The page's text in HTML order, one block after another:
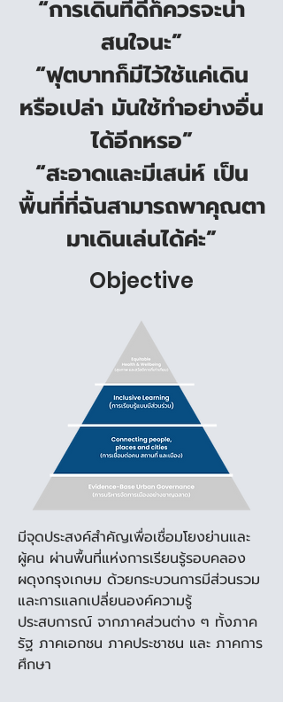
“การเดินที่ดีก็ควรจะน่า
สนใจนะ”
“ฟุตบาทก็มีไว้ใช้แค่เดิน
หรือเปล่า มันใช้ทำอย่างอื่น
ได้อีกหรอ”
“สะอาดและมีเสน่ห์ เป็น
พื้นที่ที่ฉันสามารถพาคุณตา
มาเดินเล่นได้ค่ะ”
Objective
มีจุดประสงค์สําคัญเพื่อเชื่อมโยงย่านและ
ผู้คน ผ่านพื้นที่แห่งการเรียนรู้รอบคลอง
ผดุงกรุงเกษม ด้วยกระบวนการมีส่วนรวม
และการแลกเปลี่ยนองค์ความรู้
ประสบการณ์ จากภาคส่วนต่าง ๆ ทั้งภาค
รัฐ ภาคเอกชน ภาคประชาชน และ ภาคการ
ศึกษา